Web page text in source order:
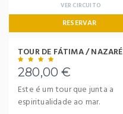
VER CIRCUITO
RESERVAR
TOUR DE FÁTIMA / NAZARÉ
280,00 €
Este é um tour que junta a
espiritualidade ao mar.